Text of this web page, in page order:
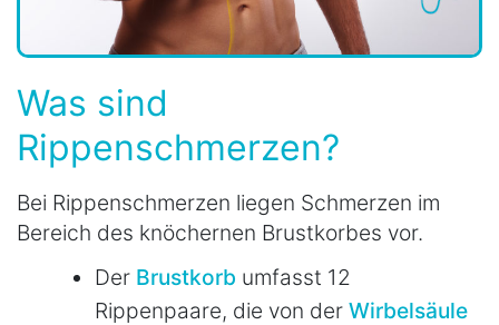
Was sind
Rippenschmerzen?
Bei Rippenschmerzen liegen Schmerzen im
Bereich des knöchernen Brustkorbes vor.
Der Brustkorb umfasst 12
Rippenpaare, die von der Wirbelsäule